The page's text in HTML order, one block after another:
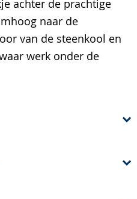
achter de prachtige
naar de
van de steenkool en
werk onder de